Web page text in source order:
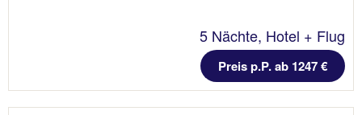
5 Nächte, Hotel + Flug
Preis p.P. ab 1247 €